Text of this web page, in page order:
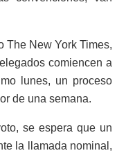
The New York Times,
comiencen a
lunes, un proceso
de una semana.
se espera que un
la llamada nominal,